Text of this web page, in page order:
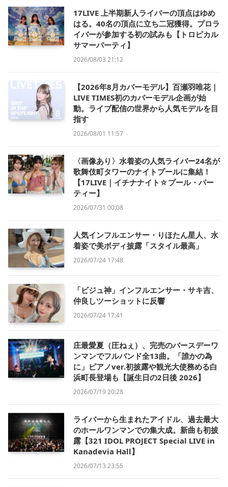
17LIVE 上半期新人ライバーの頂点はゆめ
はる。40名の頂点に立ち二冠獲得。プロラ
イバーが参加する初の試みも【トロピカル
サマーパーティ】
2026/08/03 21:12
【2026年8月カバーモデル】百瀬羽唯花｜
LIVE TIMES初のカバーモデル企画が始
動。ライブ配信の世界から人気モデルを目
指す
2026/08/01 11:57
〈画像あり〉水着姿の人気ライバー24名が
歌舞伎町タワーのナイトプールに集結！
【17LIVE｜イチナナイト☆プール・パー
ティー】
2026/07/31 00:08
人気インフルエンサー・りほたん星人、水
着姿で美ボディ披露「スタイル最高」
2026/07/24 17:48
「ビジュ神」インフルエンサー・サキ吉、
仲良しツーショットに反響
2026/07/24 17:41
庄最愛夏（圧ねぇ）、完売のバースデーワ
ンマンでフルバンド全13曲。「誰かの為
に」ピアノver.初披露や観光大使務める白
浜町長登場も【誕生日の2日後 2026】
2026/07/19 20:28
ライバーから生まれたアイドル、過去最大
のホールワンマンでの集大成。新曲も初披
露【321 IDOL PROJECT Special LIVE in
Kanadevia Hall】
2026/07/13 23:55